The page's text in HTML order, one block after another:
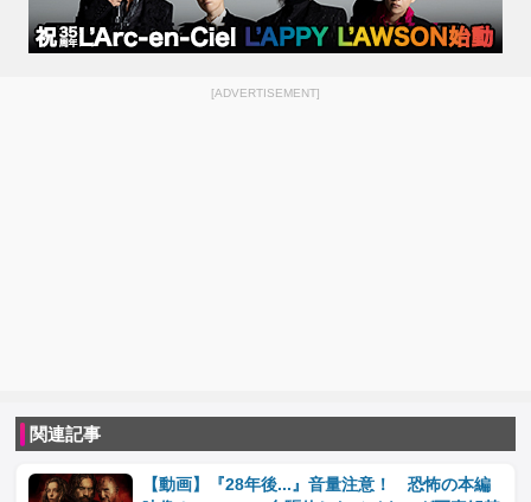
[ADVERTISEMENT]
関連記事
【動画】『28年後...』音量注意！ 恐怖の本編